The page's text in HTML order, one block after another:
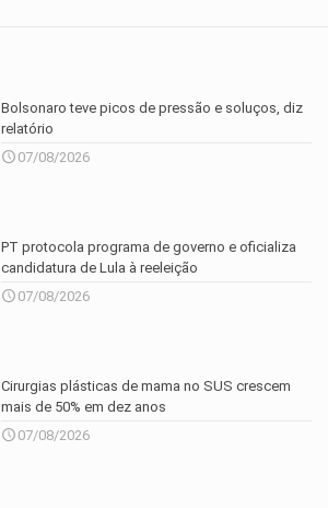
Bolsonaro teve picos de pressão e soluços, diz
relatório
07/08/2026
PT protocola programa de governo e oficializa
candidatura de Lula à reeleição
07/08/2026
Cirurgias plásticas de mama no SUS crescem
mais de 50% em dez anos
07/08/2026